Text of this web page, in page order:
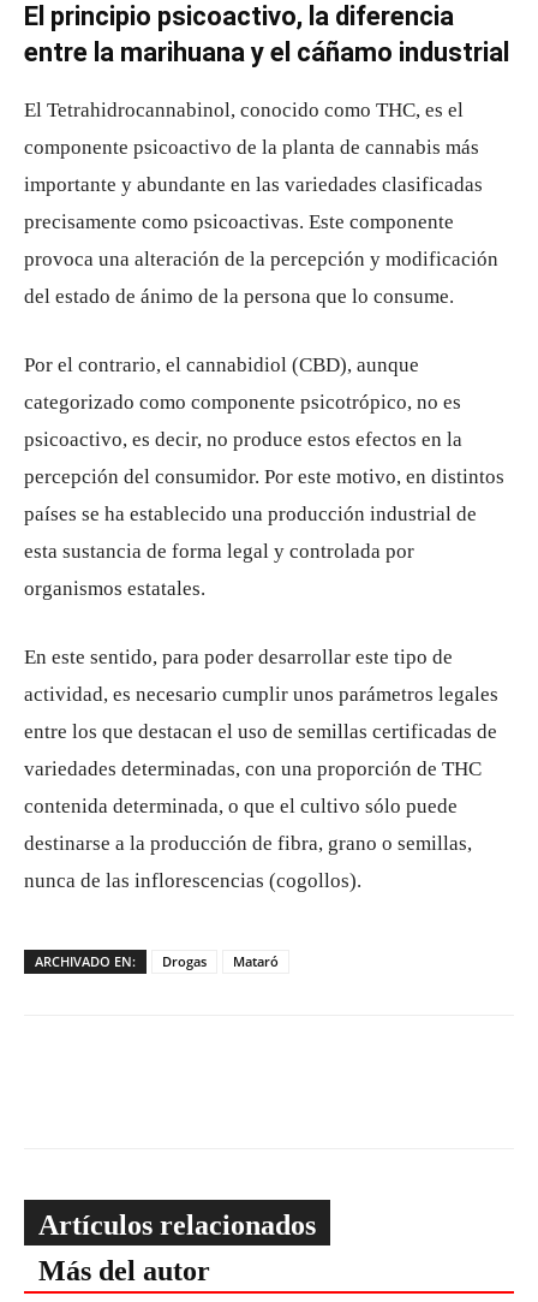
El principio psicoactivo, la diferencia
entre la marihuana y el cáñamo industrial
El Tetrahidrocannabinol, conocido como THC, es el
componente psicoactivo de la planta de cannabis más
importante y abundante en las variedades clasificadas
precisamente como psicoactivas. Este componente
provoca una alteración de la percepción y modificación
del estado de ánimo de la persona que lo consume.
Por el contrario, el cannabidiol (CBD), aunque
categorizado como componente psicotrópico, no es
psicoactivo, es decir, no produce estos efectos en la
percepción del consumidor. Por este motivo, en distintos
países se ha establecido una producción industrial de
esta sustancia de forma legal y controlada por
organismos estatales.
En este sentido, para poder desarrollar este tipo de
actividad, es necesario cumplir unos parámetros legales
entre los que destacan el uso de semillas certificadas de
variedades determinadas, con una proporción de THC
contenida determinada, o que el cultivo sólo puede
destinarse a la producción de fibra, grano o semillas,
nunca de las inflorescencias (cogollos).
ARCHIVADO EN: Drogas Mataró
Artículos relacionados
Más del autor